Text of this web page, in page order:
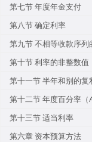
第七节 年度年金支付
第八节 确定利率
第九节 不相等收款序列
第十节 利率的非整数值
第十一节 半年和别的复
第十二节 年度百分率（
第十三节 适当利率
第六章 资本预算方法